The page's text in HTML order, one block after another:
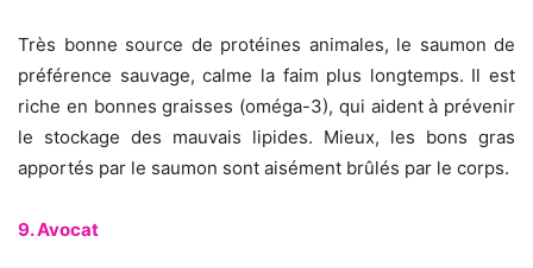
Très bonne source de protéines animales, le saumon de
préférence sauvage, calme la faim plus longtemps. Il est
riche en bonnes graisses (oméga-3), qui aident à prévenir
le stockage des mauvais lipides. Mieux, les bons gras
apportés par le saumon sont aisément brûlés par le corps.
9. Avocat